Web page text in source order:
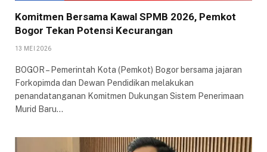
Komitmen Bersama Kawal SPMB 2026, Pemkot
Bogor Tekan Potensi Kecurangan
13 MEI 2026
BOGOR – Pemerintah Kota (Pemkot) Bogor bersama jajaran
Forkopimda dan Dewan Pendidikan melakukan
penandatanganan Komitmen Dukungan Sistem Penerimaan
Murid Baru…